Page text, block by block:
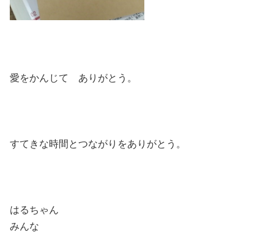
愛をかんじて ありがとう。
すてきな時間とつながりをありがとう。
はるちゃん
みんな